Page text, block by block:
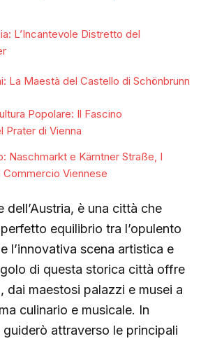
L’Incantevole Distretto del
La Maestà del Castello di Schönbrunn
Popolare: Il Fascino
Prater di Vienna
Naschmarkt e Kärntner Straße, I
Commercio Viennese
dell’Austria, è una città che
equilibrio tra l’opulento
l’innovativa scena artistica e
di questa storica città offre
dai maestosi palazzi e musei a
culinario e musicale. In
attraverso le principali